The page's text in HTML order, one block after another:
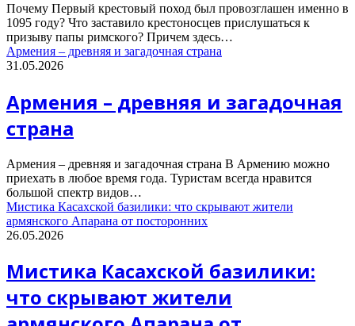
Почему Первый крестовый поход был провозглашен именно в
1095 году? Что заставило крестоносцев прислушаться к
призыву папы римского? Причем здесь…
Армения – древняя и загадочная страна
31.05.2026
Армения – древняя и загадочная
страна
Армения – древняя и загадочная страна В Армению можно
приехать в любое время года. Туристам всегда нравится
большой спектр видов…
Мистика Касахской базилики: что скрывают жители
армянского Апарана от посторонних
26.05.2026
Мистика Касахской базилики:
что скрывают жители